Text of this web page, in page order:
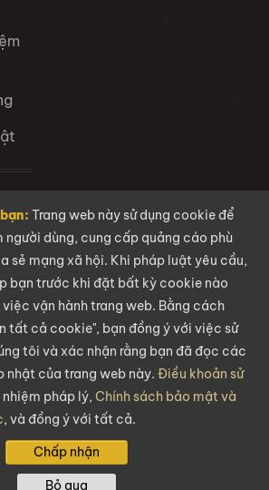
Dollar Business . Mọi quyền được bảo lưu.
Trang web này sử dụng cookie để
dùng, cung cấp quảng cáo phù
sẻ mạng xã hội. Khi pháp luật yêu cầu,
bạn trước khi đặt bất kỳ cookie nào
vận hành trang web. Bằng cách
tất cả cookie", bạn đồng ý với việc sử
tôi và xác nhận rằng bạn đã đọc các
nhật của trang web này. Điều khoản sử
pháp lý, Chính sách bảo mật và
, và đồng ý với tất cả.
Chấp nhận
Bỏ qua